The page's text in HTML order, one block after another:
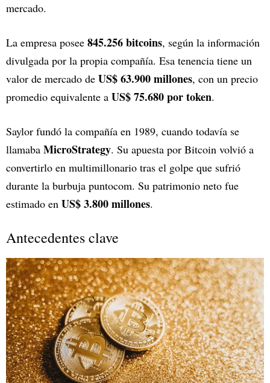
mercado.
La empresa posee 845.256 bitcoins, según la información
divulgada por la propia compañía. Esa tenencia tiene un
valor de mercado de US$ 63.900 millones, con un precio
promedio equivalente a US$ 75.680 por token.
Saylor fundó la compañía en 1989, cuando todavía se
llamaba MicroStrategy. Su apuesta por Bitcoin volvió a
convertirlo en multimillonario tras el golpe que sufrió
durante la burbuja puntocom. Su patrimonio neto fue
estimado en US$ 3.800 millones.
Antecedentes clave